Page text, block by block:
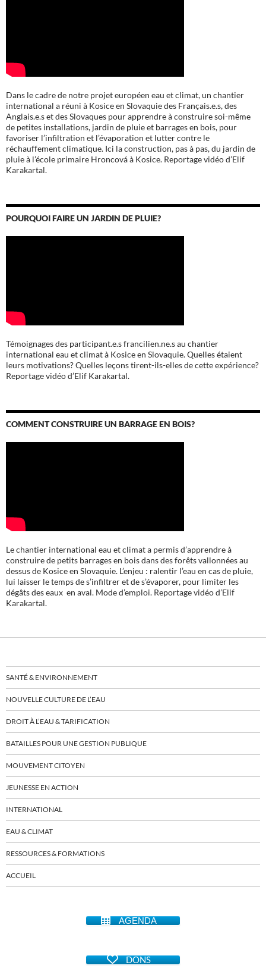
Dans le cadre de notre projet européen eau et climat, un chantier
international a réuni à Kosice en Slovaquie des Français.e.s, des
Anglais.e.s et des Slovaques pour apprendre à construire soi-même
de petites installations, jardin de pluie et barrages en bois, pour
favoriser l’infiltration et l’évaporation et lutter contre le
réchauffement climatique. Ici la construction, pas à pas, du jardin de
pluie à l’école primaire Hroncová à Kosice. Reportage vidéo d’Elif
Karakartal.
POURQUOI FAIRE UN JARDIN DE PLUIE?
Témoignages des participant.e.s francilien.ne.s au chantier
international eau et climat à Kosice en Slovaquie. Quelles étaient
leurs motivations? Quelles leçons tirent-ils-elles de cette expérience?
Reportage vidéo d’Elif Karakartal.
COMMENT CONSTRUIRE UN BARRAGE EN BOIS?
Le chantier international eau et climat a permis d’apprendre à
construire de petits barrages en bois dans des forêts vallonnées au
dessus de Kosice en Slovaquie. L’enjeu : ralentir l’eau en cas de pluie,
lui laisser le temps de s’infiltrer et de s’évaporer, pour limiter les
dégâts des eaux en aval. Mode d’emploi. Reportage vidéo d’Elif
Karakartal.
SANTÉ & ENVIRONNEMENT
NOUVELLE CULTURE DE L’EAU
DROIT À L’EAU & TARIFICATION
BATAILLES POUR UNE GESTION PUBLIQUE
MOUVEMENT CITOYEN
JEUNESSE EN ACTION
INTERNATIONAL
EAU & CLIMAT
RESSOURCES & FORMATIONS
ACCUEIL
AGENDA
DONS